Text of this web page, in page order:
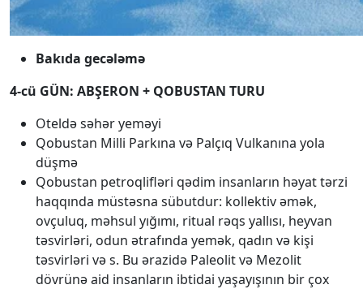
Bakıda gecələmə
4-cü GÜN: ABŞERON + QOBUSTAN TURU
Oteldə səhər yeməyi
Qobustan Milli Parkına və Palçıq Vulkanına yola
düşmə
Qobustan petroqlifləri qədim insanların həyat tərzi
haqqında müstəsna sübutdur: kollektiv əmək,
ovçuluq, məhsul yığımı, ritual rəqs yallısı, heyvan
təsvirləri, odun ətrafında yemək, qadın və kişi
təsvirləri və s. Bu ərazidə Paleolit ​​və Mezolit
dövrünə aid insanların ibtidai yaşayışının bir çox